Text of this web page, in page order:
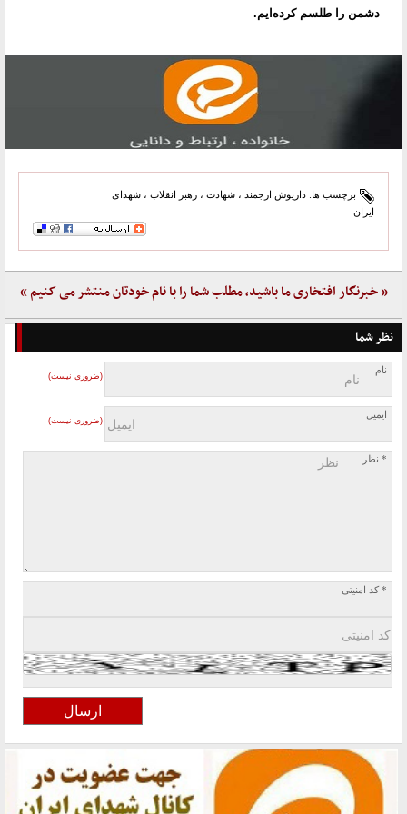
دشمن را طلسم کرده‌ایم.
برچسب ها: داریوش ارجمند ، شهادت ، رهبر انقلاب ، شهدای
ایران
« خبرنگار افتخاری ما باشید، مطلب شما را با نام خودتان منتشر می کنیم »
نظر شما
نام
(ضروری نیست)
ایمیل
(ضروری نیست)
* نظر
* کد امنیتی